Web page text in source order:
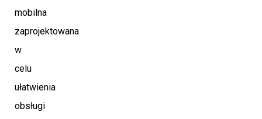
mobilna
zaprojektowana
w
celu
ułatwienia
obsługi